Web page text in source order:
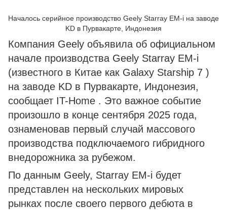
Началось серийное производство Geely Starray EM-i на заводе
KD в Пурвакарте, Индонезия
Компания Geely объявила об официальном
начале производства Geely Starray EM-i
(известного в Китае как Galaxy Starship 7 )
на заводе KD в Пурвакарте, Индонезия,
сообщает IT-Home . Это важное событие
произошло в конце сентября 2025 года,
ознаменовав первый случай массового
производства подключаемого гибридного
внедорожника за рубежом.
По данным Geely, Starray EM-i будет
представлен на нескольких мировых
рынках после своего первого дебюта в